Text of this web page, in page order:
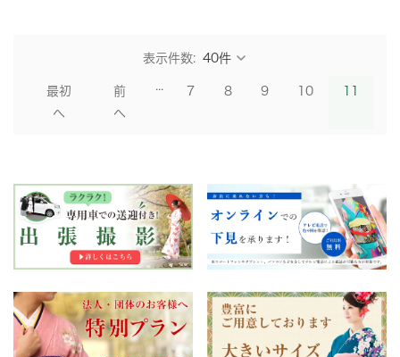
表示件数:
最初
へ
前
へ
... 7 8 9 10